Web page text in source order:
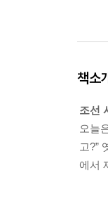
책소
조선
오늘
고?”
에서